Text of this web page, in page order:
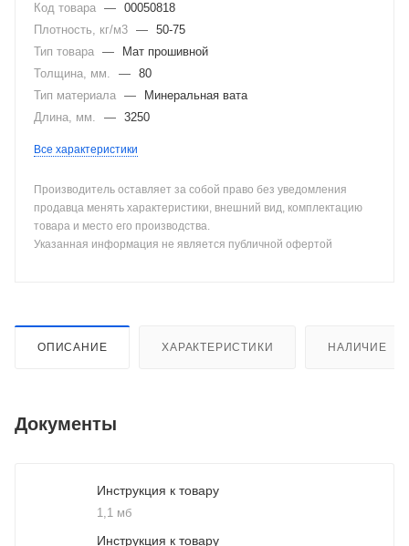
Код товара — 00050818
Плотность, кг/м3 — 50-75
Тип товара —
Мат прошивной
Толщина, мм.
— 80
Тип материала —
Минеральная вата
Длина, мм.
— 3250
Все характеристики
Производитель оставляет за собой право без уведомления
продавца менять характеристики, внешний вид, комплектацию
товара и место его производства.
Указанная информация не является публичной офертой
ОПИСАНИЕ ХАРАКТЕРИСТИКИ НАЛИЧИЕ
Документы
Инструкция к товару
1,1 мб
Инструкция к товару